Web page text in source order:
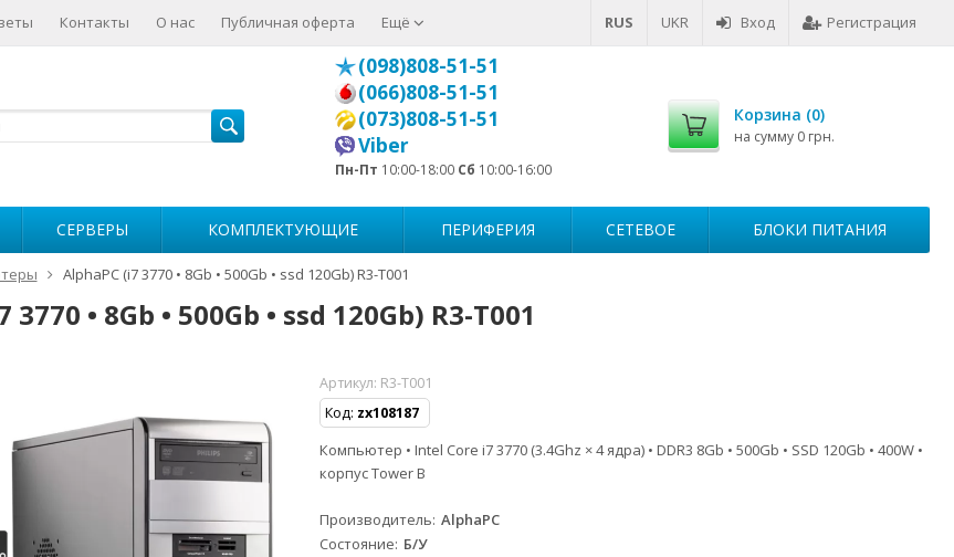
RUS UKR Вход Регистрация
Контакты О нас Публичная оферта Ещё
(098)808-51-51
(066)808-51-51
(073)808-51-51
Viber
Пн-Пт 10:00-18:00 Сб 10:00-16:00
Корзина (0)
на сумму 0 грн.
СЕРВЕРЫ КОМПЛЕКТУЮЩИЕ ПЕРИФЕРИЯ СЕТЕВОЕ БЛОКИ ПИТАНИЯ
AlphaPC (i7 3770 • 8Gb • 500Gb • ssd 120Gb) R3-T001
• 8Gb • 500Gb • ssd 120Gb) R3-T001
Артикул: R3-T001
Код: zx108187
Компьютер • Intel Core i7 3770 (3.4Ghz × 4 ядра) • DDR3 8Gb • 500Gb • SSD 120Gb • 400W •
корпус Tower B
Производитель AlphaPC
Состояние Б/У